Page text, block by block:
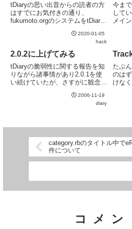
tDiaryの思い出昔からの読者の方
はすでにお気付きの通り、
fukumoto.orgのシステムをtDiary
えを見ながら思い返すと、blog立
ち上げ当初はHTMLをベタ書きし
ていた。fukumoto.o...
2020-01-05
hack
今ま
して
メイ
くは
であ
の変
2.0.2に上げてみる
tDiaryの脆弱性に関する報告を知
りながら諸事情があり2.0.1を使
い続けていたが、さすがに観念し
tDiaryを入れ替えるだけならばそ
れほど大きな手間ではないのだ
2006-11-19
diary
たぶ
のは
けな
てい
category.rbのタイトル中で
件について
コメン